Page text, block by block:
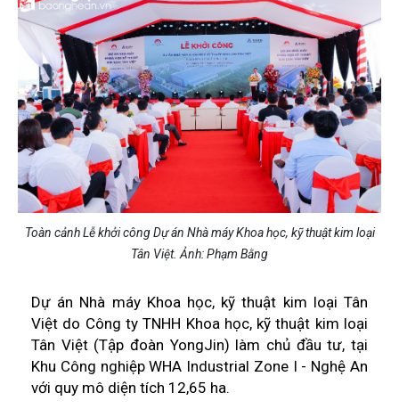
Toàn cảnh Lễ khởi công Dự án Nhà máy Khoa học, kỹ thuật kim loại
Tân Việt. Ảnh: Phạm Bằng
Dự án Nhà máy Khoa học, kỹ thuật kim loại Tân
Việt do Công ty TNHH Khoa học, kỹ thuật kim loại
Tân Việt (Tập đoàn YongJin) làm chủ đầu tư, tại
Khu Công nghiệp WHA Industrial Zone I - Nghệ An
với quy mô diện tích 12,65 ha.